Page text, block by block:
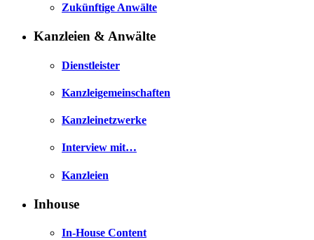
Zukünftige Anwälte
Kanzleien & Anwälte
Dienstleister
Kanzleigemeinschaften
Kanzleinetzwerke
Interview mit…
Kanzleien
Inhouse
In-House Content